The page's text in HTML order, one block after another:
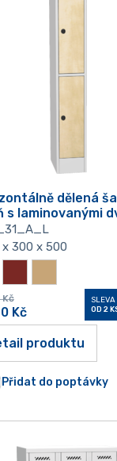
dělená
s laminovanými
x 300 x 500
Kč
Kč
SLEVA
OD 2
produktu
Přidat do poptávky